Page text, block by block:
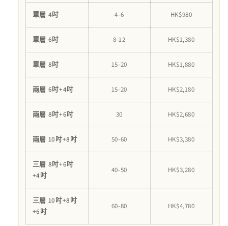
糕
數
量
少
糕
單層 4吋 4-6 HK$980
單層 6吋 8-12 HK$1,380
單層 8吋 15-20 HK$1,880
兩層 6吋+4吋 15-20 HK$2,180
兩層 8吋+6吋 30 HK$2,680
兩層 10吋+8吋 50-60 HK$3,380
三層 8吋+6吋
+4吋
40-50 HK$3,280
三層 10吋+8吋
+6吋
60-80 HK$4,780